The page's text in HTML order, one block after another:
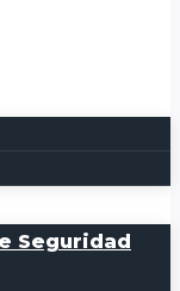
Seguridad